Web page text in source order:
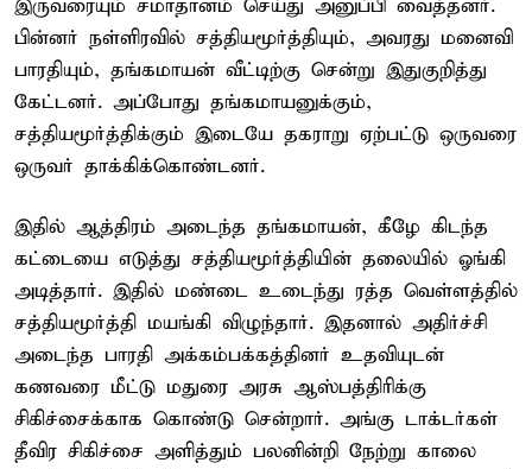
இருவரையும் சமாதானம் செய்து அனுப்பி வைத்தனர்.
பின்னர் நள்ளிரவில் சத்தியமூர்த்தியும், அவரது மனைவி
பாரதியும், தங்கமாயன் வீட்டிற்கு சென்று இதுகுறித்து
கேட்டனர். அப்போது தங்கமாயனுக்கும்,
சத்தியமூர்த்திக்கும் இடையே தகராறு ஏற்பட்டு ஒருவரை
ஒருவர் தாக்கிக்கொண்டனர்.
இதில் ஆத்திரம் அடைந்த தங்கமாயன், கீழே கிடந்த
கட்டையை எடுத்து சத்தியமூர்த்தியின் தலையில் ஓங்கி
அடித்தார். இதில் மண்டை உடைந்து ரத்த வெள்ளத்தில்
சத்தியமூர்த்தி மயங்கி விழுந்தார். இதனால் அதிர்ச்சி
அடைந்த பாரதி அக்கம்பக்கத்தினர் உதவியுடன்
கணவரை மீட்டு மதுரை அரசு ஆஸ்பத்திரிக்கு
சிகிச்சைக்காக கொண்டு சென்றார். அங்கு டாக்டர்கள்
தீவிர சிகிச்சை அளித்தும் பலனின்றி நேற்று காலை